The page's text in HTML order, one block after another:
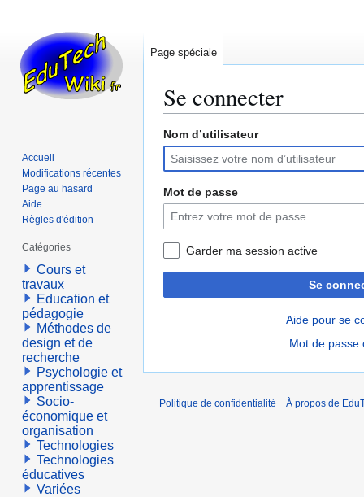
Se connecter
Aller
la
navigation
Aller
la
recherche
Nom d’utilisateur
Mot de passe
Garder ma session active
Se
Aide pour se
Mot de passe
Page spéciale
Accueil
Modifications récentes
Page au hasard
Aide
Règles d'édition
Catégories
Cours et
travaux
Education et
pédagogie
Méthodes de
design et de
recherche
Psychologie et
apprentissage
Socio-
économique et
organisation
Technologies
Technologies
éducatives
Variées
Politique de confidentialité À propos de